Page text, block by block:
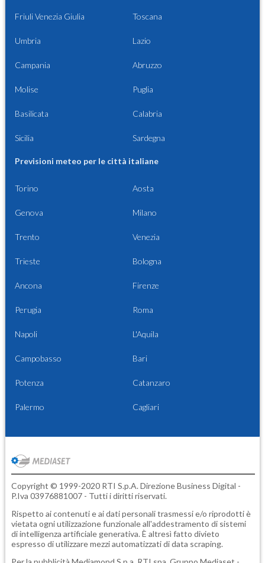
Friuli Venezia Giulia Toscana
Umbria Lazio
Campania Abruzzo
Molise Puglia
Basilicata Calabria
Sicilia Sardegna
Previsioni meteo per le città italiane
Torino Aosta
Genova Milano
Trento Venezia
Trieste Bologna
Ancona Firenze
Perugia Roma
Napoli L'Aquila
Campobasso Bari
Potenza Catanzaro
Palermo Cagliari
Copyright © 1999-2020 RTI S.p.A. Direzione Business Digital -
P.Iva 03976881007 - Tutti i diritti riservati.
Rispetto ai contenuti e ai dati personali trasmessi e/o riprodotti è
vietata ogni utilizzazione funzionale all'addestramento di sistemi
di intelligenza artificiale generativa. È altresì fatto divieto
espresso di utilizzare mezzi automatizzati di data scraping.